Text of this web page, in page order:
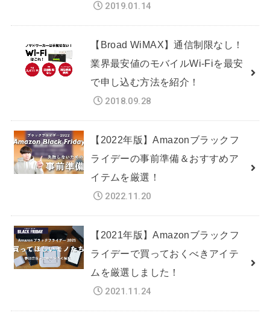
2019.01.14
【Broad WiMAX】通信制限なし！
業界最安値のモバイルWi-Fiを最安
で申し込む方法を紹介！
2018.09.28
【2022年版】Amazonブラックフ
ライデーの事前準備＆おすすめア
イテムを厳選！
2022.11.20
【2021年版】Amazonブラックフ
ライデーで買っておくべきアイテ
ムを厳選しました！
2021.11.24